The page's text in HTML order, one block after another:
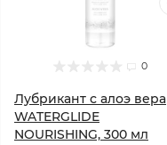
0
Лубрикант с алоэ вера
WATERGLIDE
NOURISHING, 300 мл